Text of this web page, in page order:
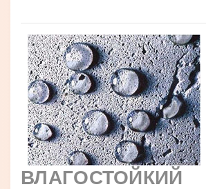
ВЛАГОСТОЙКИЙ